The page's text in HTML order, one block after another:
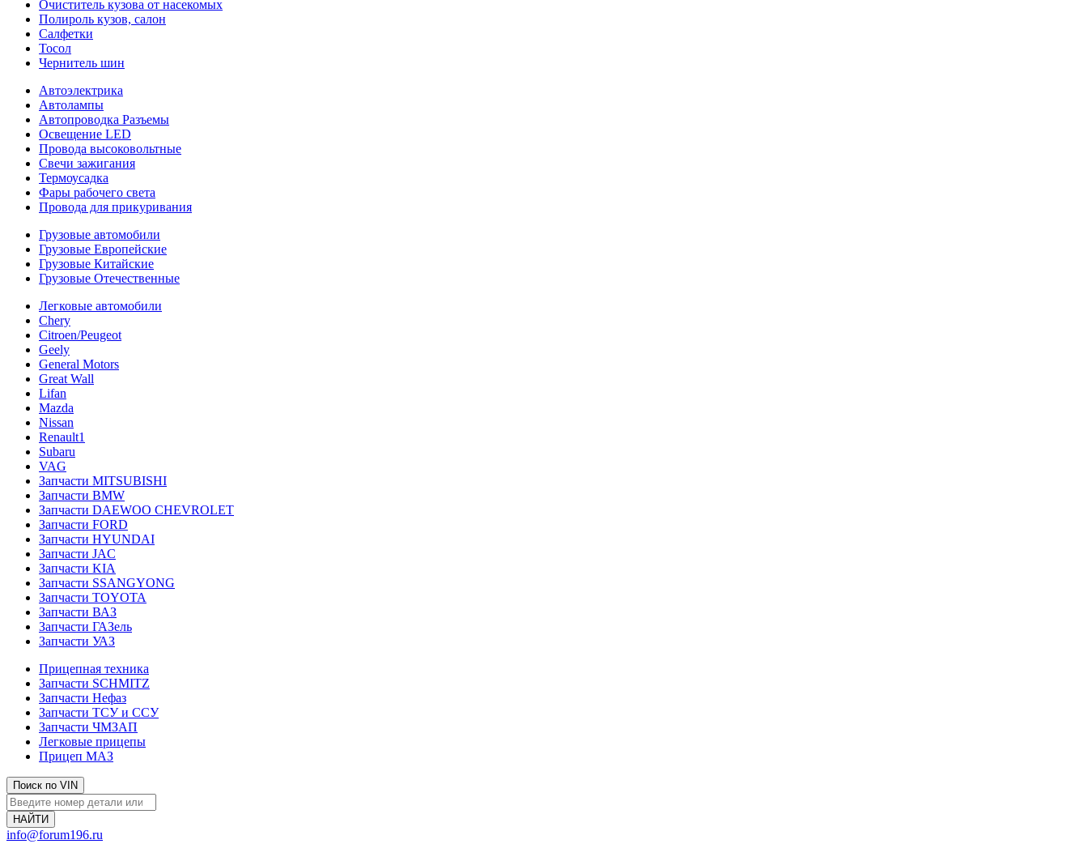
Очиститель кузова от насекомых
Полироль кузов, салон
Салфетки
Тосол
Чернитель шин
Автоэлектрика
Автолампы
Автопроводка Разъемы
Освещение LED
Провода высоковольтные
Свечи зажигания
Термоусадка
Фары рабочего света
Провода для прикуривания
Грузовые автомобили
Грузовые Европейские
Грузовые Китайские
Грузовые Отечественные
Легковые автомобили
Chery
Citroen/Peugeot
Geely
General Motors
Great Wall
Lifan
Mazda
Nissan
Renault1
Subaru
VAG
Запчасти MITSUBISHI
Запчасти BMW
Запчасти DAEWOO CHEVROLET
Запчасти FORD
Запчасти HYUNDAI
Запчасти JAC
Запчасти KIA
Запчасти SSANGYONG
Запчасти TOYOTA
Запчасти ВАЗ
Запчасти ГАЗель
Запчасти УАЗ
Прицепная техника
Запчасти SCHMITZ
Запчасти Нефаз
Запчасти ТСУ и ССУ
Запчасти ЧМЗАП
Легковые прицепы
Прицеп МАЗ
Поиск по VIN
info@forum196.ru